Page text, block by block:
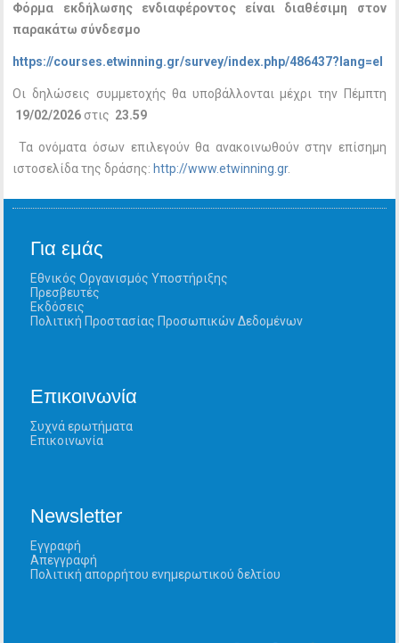
Φόρμα εκδήλωσης ενδιαφέροντος είναι διαθέσιμη στον
παρακάτω σύνδεσμο
https://courses.etwinning.gr/survey/index.php/486437?lang=el
Οι δηλώσεις συμμετοχής θα υποβάλλονται μέχρι την Πέμπτη
19/02/2026 στις 23.59
Τα ονόματα όσων επιλεγούν θα ανακοινωθούν στην επίσημη
ιστοσελίδα της δράσης: http://www.etwinning.gr.
Για εμάς
Εθνικός Οργανισμός Υποστήριξης
Πρεσβευτές
Εκδόσεις
Πολιτική Προστασίας Προσωπικών Δεδομένων
Επικοινωνία
Συχνά ερωτήματα
Επικοινωνία
Newsletter
Εγγραφή
Απεγγραφή
Πολιτική απορρήτου ενημερωτικού δελτίου